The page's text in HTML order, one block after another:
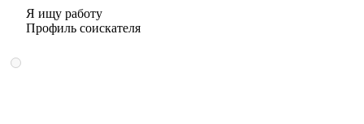
Я ищу работу
Профиль соискателя